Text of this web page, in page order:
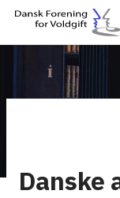
Danske